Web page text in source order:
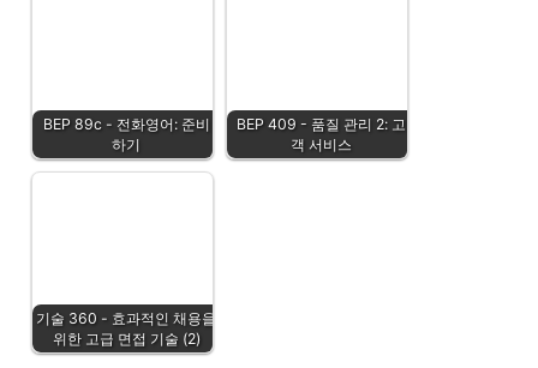
BEP 89c - 전화영어: 준비
하기
BEP 409 - 품질 관리 2: 고
객 서비스
기술 360 - 효과적인 채용을
위한 고급 면접 기술 (2)